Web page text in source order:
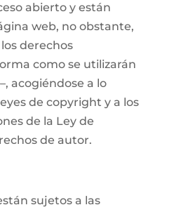
abierto y están
web, no obstante,
los derechos
como se utilizarán
acogiéndose a lo
de copyright y a los
de la Ley de
de autor.
sujetos a las